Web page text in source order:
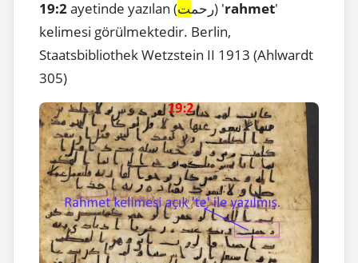
19:2
ayetinde yazılan (رحمت ) 'rahmet'
kelimesi görülmektedir. Berlin,
Staatsbibliothek Wetzstein II 1913 (Ahlwardt
305)